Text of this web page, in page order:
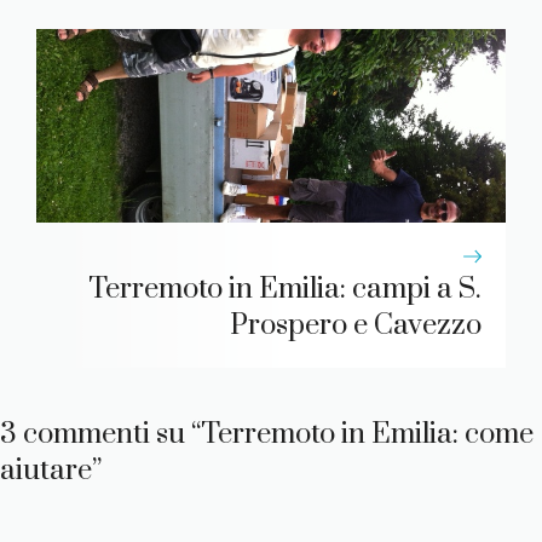
Terremoto in Emilia: campi a S.
Prospero e Cavezzo
3 commenti su “Terremoto in Emilia: come
aiutare”